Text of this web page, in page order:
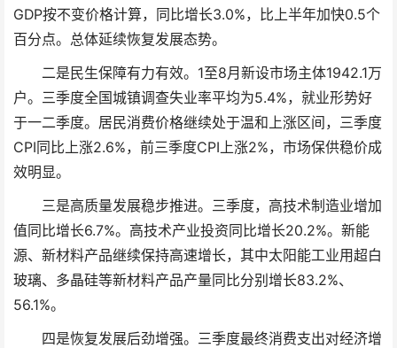
GDP按不变价格计算，同比增长3.0%，比上半年加快0.5个
百分点。总体延续恢复发展态势。
二是民生保障有力有效。1至8月新设市场主体1942.1万
户。三季度全国城镇调查失业率平均为5.4%，就业形势好
于一二季度。居民消费价格继续处于温和上涨区间，三季度
CPI同比上涨2.6%，前三季度CPI上涨2%，市场保供稳价成
效明显。
三是高质量发展稳步推进。三季度，高技术制造业增加
值同比增长6.7%。高技术产业投资同比增长20.2%。新能
源、新材料产品继续保持高速增长，其中太阳能工业用超白
玻璃、多晶硅等新材料产品产量同比分别增长83.2%、
56.1%。
四是恢复发展后劲增强。三季度最终消费支出对经济增